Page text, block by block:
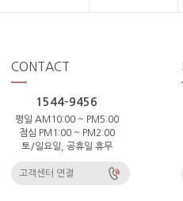
CONTACT
1544-9456
평일 AM10:00 ~ PM5:00
점심 PM1:00 ~ PM2:00
토/일요일, 공휴일 휴무
고객센터 연결